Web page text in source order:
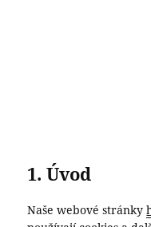
1. Úvod
Naše webové stránky